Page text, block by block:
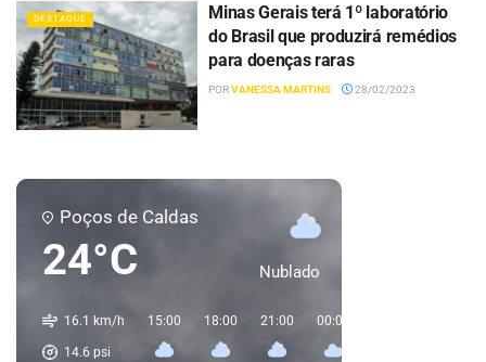
DESTAQUE
Minas Gerais terá 1º laboratório
do Brasil que produzirá remédios
para doenças raras
PORVANESSA MARTINS 28/02/2023
Poços de Caldas
24°C Nublado
16.1 km/h
14.6 psi
15:00 18:00 21:00 00:00